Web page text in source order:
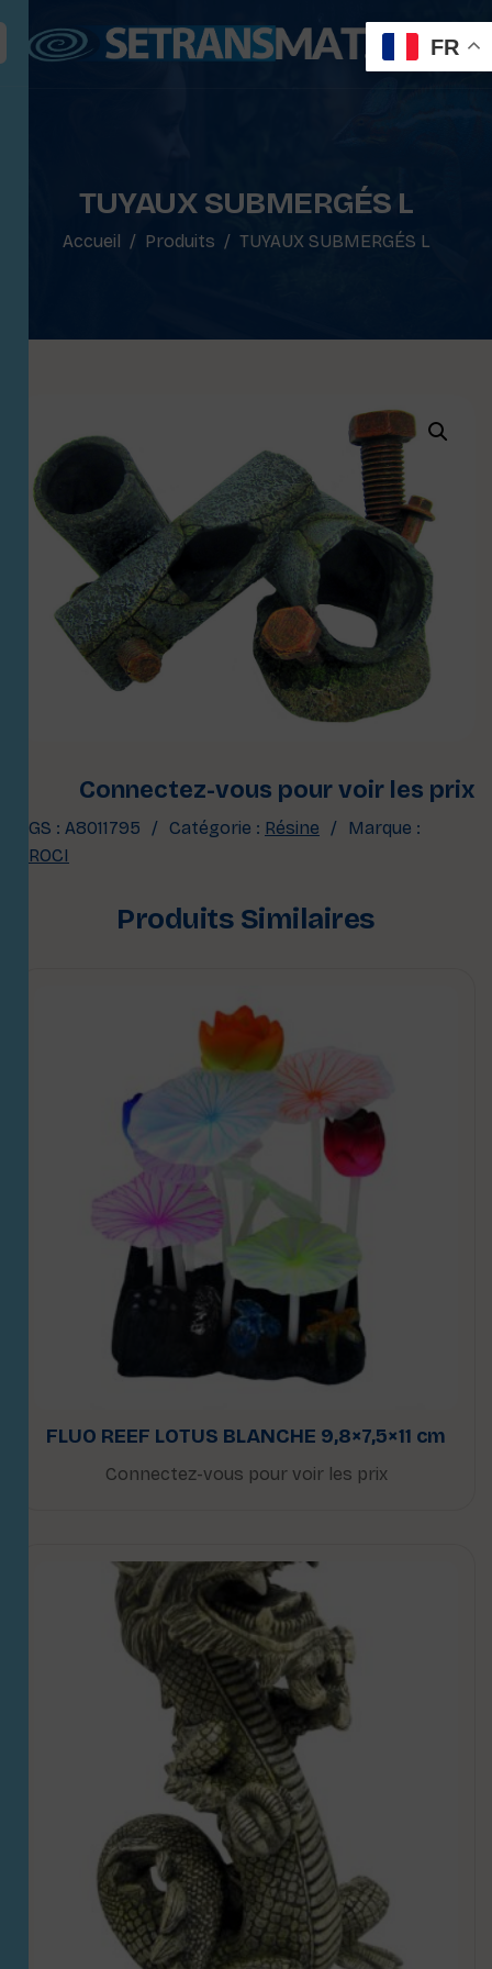
TUYAUX SUBMERGÉS L
Accueil Produits TUYAUX SUBMERGÉS L
Connectez-vous pour voir les prix
UGS : A8011795 Catégorie : Résine
Marque :
CROCI
Produits Similaires
FLUO REEF LOTUS BLANCHE 9,8×7,5×11 cm
Connectez-vous pour voir les prix
FR